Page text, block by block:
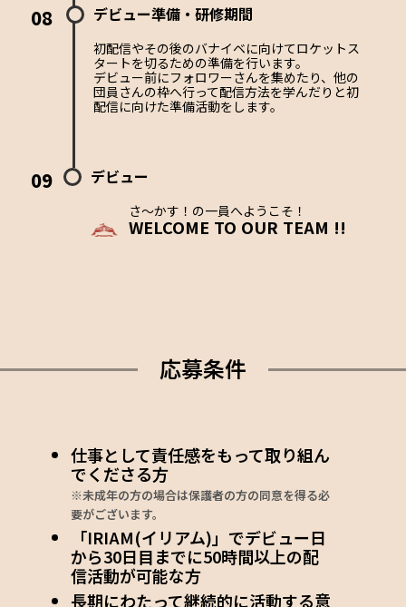
08 デビュー準備・研修期間
初配信やその後のバナイベに向けてロケットス
タートを切るための準備を行います。
デビュー前にフォロワーさんを集めたり、他の
団員さんの枠へ行って配信方法を学んだりと初
配信に向けた準備活動をします。
09 デビュー
さ〜かす！の一員へようこそ！
WELCOME TO OUR TEAM !!
応募条件
仕事として責任感をもって取り組ん
でくださる方
※未成年の方の場合は保護者の方の同意を得る必
要がございます。
「IRIAM(イリアム)」でデビュー日
から30日目までに50時間以上の配
信活動が可能な方
長期にわたって継続的に活動する意